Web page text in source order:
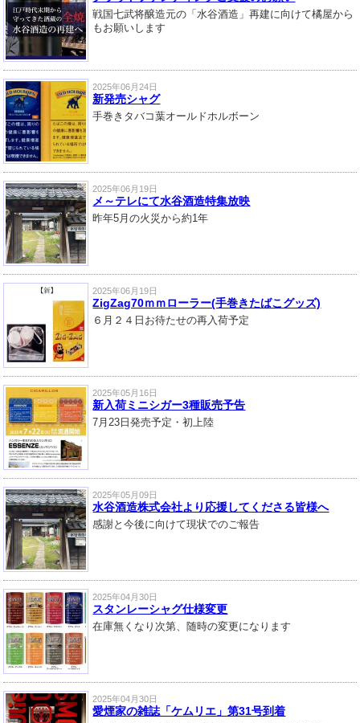
戦国七武将醸造元の「水谷酒造」再建に向けて橘屋から
もお願いします
2025年06月24日
新発売シャグ
手巻きタバコ葉オールドホルボーン
2025年06月19日
メ～テレにて水谷酒造特集放映
昨年5月の火災から約1年
2025年06月19日
ZigZag70ｍｍローラー(手巻きたばこグッズ)
６月２４日お待たせの再入荷予定
2025年05月16日
新入荷ミニシガー3種販売予告
7月23日発売予定・初上陸
2025年05月09日
水谷酒造株式会社より応援してくださる皆様へ
感謝と今後に向けて現状でのご報告
2025年04月30日
スタンレーシャグ仕様変更
在庫無くなり次第、随時の変更になります
2025年04月30日
愛煙家の雑誌「ケムリエ」第31号到着